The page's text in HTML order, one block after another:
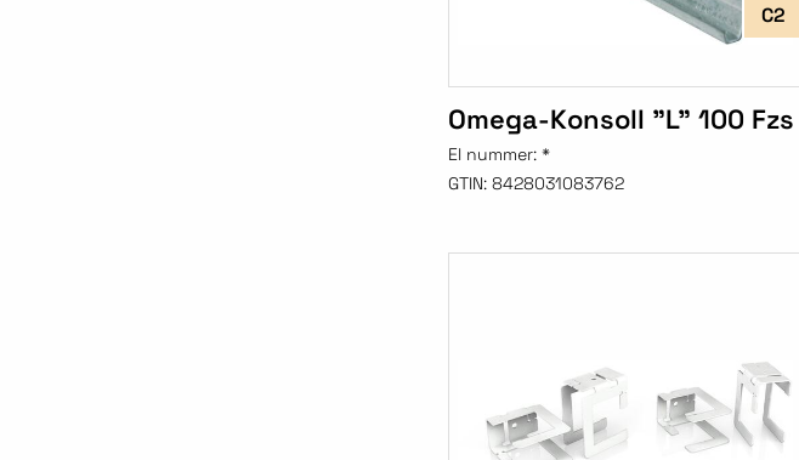
C2
Omega-Konsoll "L" 100 Fzs
El nummer: *
GTIN: 8428031083762